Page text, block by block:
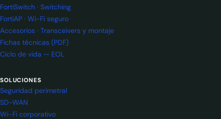
FortiSwitch · Switching
FortiAP · Wi-Fi seguro
Accesorios · Transceivers y montaje
Fichas técnicas (PDF)
Ciclo de vida — EOL
SOLUCIONES
Seguridad perimetral
SD-WAN
Wi-Fi corporativo